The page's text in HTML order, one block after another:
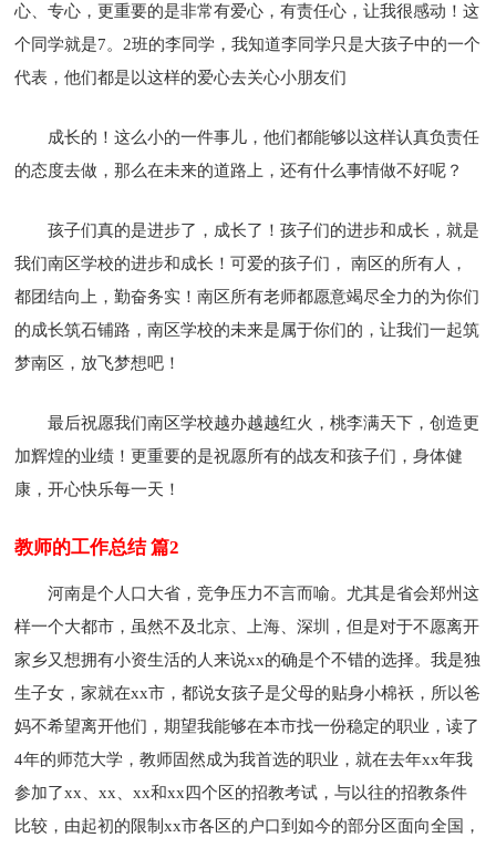
心、专心，更重要的是非常有爱心，有责任心，让我很感动！这
个同学就是7。2班的李同学，我知道李同学只是大孩子中的一个
代表，他们都是以这样的爱心去关心小朋友们
成长的！这么小的一件事儿，他们都能够以这样认真负责任
的态度去做，那么在未来的道路上，还有什么事情做不好呢？
孩子们真的是进步了，成长了！孩子们的进步和成长，就是
我们南区学校的进步和成长！可爱的孩子们， 南区的所有人，
都团结向上，勤奋务实！南区所有老师都愿意竭尽全力的为你们
的成长筑石铺路，南区学校的未来是属于你们的，让我们一起筑
梦南区，放飞梦想吧！
最后祝愿我们南区学校越办越越红火，桃李满天下，创造更
加辉煌的业绩！更重要的是祝愿所有的战友和孩子们，身体健
康，开心快乐每一天！
教师的工作总结 篇2
河南是个人口大省，竞争压力不言而喻。尤其是省会郑州这
样一个大都市，虽然不及北京、上海、深圳，但是对于不愿离开
家乡又想拥有小资生活的人来说xx的确是个不错的选择。我是独
生子女，家就在xx市，都说女孩子是父母的贴身小棉袄，所以爸
妈不希望离开他们，期望我能够在本市找一份稳定的职业，读了
4年的师范大学，教师固然成为我首选的职业，就在去年xx年我
参加了xx、xx、xx和xx四个区的招教考试，与以往的招教条件
比较，由起初的限制xx市各区的户口到如今的部分区面向全国，